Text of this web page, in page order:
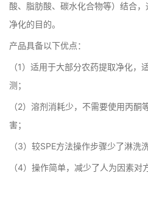
酸、脂肪酸、碳水化合物等）结合
净化的目的。
产品具备以下优点：
（1）适用于大部分农药提取净化
测；
（2）溶剂消耗少，不需要使用丙
害；
（3）较SPE方法操作步骤少了淋洗
（4）操作简单，减少了人为因素对